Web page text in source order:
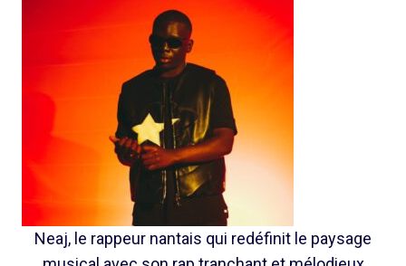
Neaj, le rappeur nantais qui redéfinit le paysage